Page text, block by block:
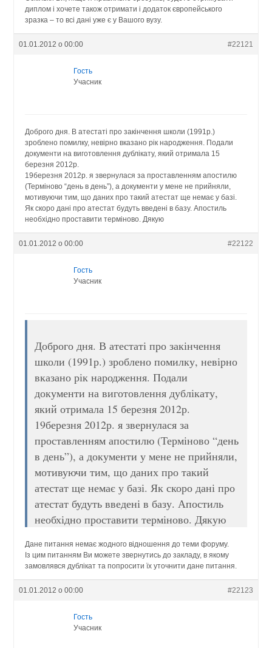
диплом і хочете також отримати і додаток європейського
зразка – то всі дані уже є у Вашого вузу.
01.01.2012 о 00:00 #22121
Гость
Учасник
Доброго дня. В атестаті про закінчення школи (1991р.)
зроблено помилку, невірно вказано рік народження. Подали
документи на виготовлення дублікату, який отримала 15
березня 2012р.
19березня 2012р. я звернулася за проставленням апостилю
(Терміново “день в день”), а документи у мене не прийняли,
мотивуючи тим, що даних про такий атестат ще немає у базі.
Як скоро дані про атестат будуть введені в базу. Апостиль
необхідно проставити терміново. Дякую
01.01.2012 о 00:00 #22122
Гость
Учасник
Доброго дня. В атестаті про закінчення
школи (1991р.) зроблено помилку, невірно
вказано рік народження. Подали
документи на виготовлення дублікату,
який отримала 15 березня 2012р.
19березня 2012р. я звернулася за
проставленням апостилю (Терміново “день
в день”), а документи у мене не прийняли,
мотивуючи тим, що даних про такий
атестат ще немає у базі. Як скоро дані про
атестат будуть введені в базу. Апостиль
необхідно проставити терміново. Дякую
Дане питання немає жодного відношення до теми форуму.
Із цим питанням Ви можете звернутись до закладу, в якому
замовлявся дублікат та попросити їх уточнити дане питання.
01.01.2012 о 00:00 #22123
Гость
Учасник